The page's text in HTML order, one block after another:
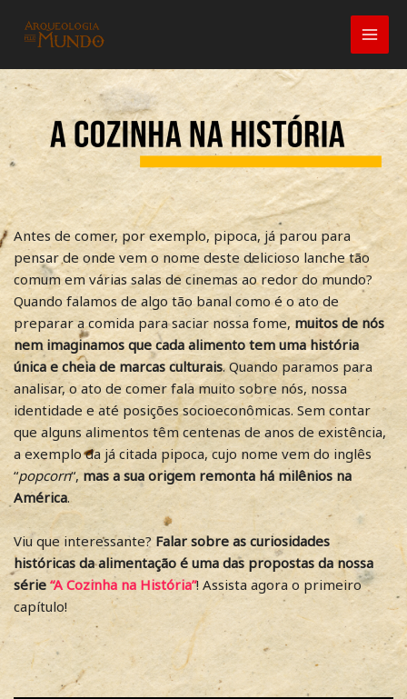
para
conteúdo
Antes de comer, por exemplo, pipoca, já parou para
pensar de onde vem o nome deste delicioso lanche tão
comum em várias salas de cinemas ao redor do mundo?
Quando falamos de algo tão banal como é o ato de
preparar a comida para saciar nossa fome, muitos de nós
nem imaginamos que cada alimento tem uma história
única e cheia de marcas culturais. Quando paramos para
analisar, o ato de comer fala muito sobre nós, nossa
identidade e até posições socioeconômicas. Sem contar
que alguns alimentos têm centenas de anos de existência,
a exemplo da já citada pipoca, cujo nome vem do inglês
“popcorn“, mas a sua origem remonta há milênios na
América.
Viu que interessante? Falar sobre as curiosidades
históricas da alimentação é uma das propostas da nossa
série “A Cozinha na História”! Assista agora o primeiro
capítulo!